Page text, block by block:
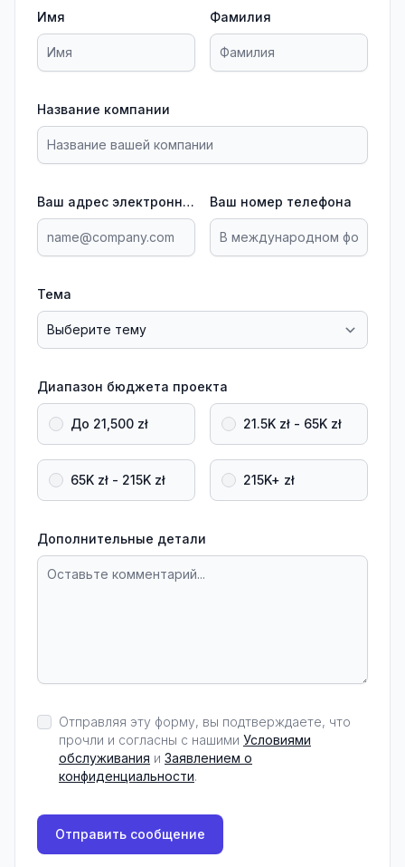
Имя Фамилия
Название компании
Ваш адрес электронной почты Ваш номер телефона
Тема
Диапазон бюджета проекта
До 21,500 zł 21.5K zł - 65K zł
65K zł - 215K zł 215K+ zł
Дополнительные детали
Отправляя эту форму, вы подтверждаете, что
прочли и согласны с нашими Условиями
обслуживания и Заявлением о
конфиденциальности.
Отправить сообщение